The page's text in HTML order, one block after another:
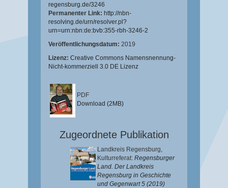
regensburg.de/3246
Permanenter Link: http://nbn-
resolving.de/urn/resolver.pl?
urn=urn:nbn:de:bvb:355-rbh-3246-2
Veröffentlichungsdatum: 2019
Lizenz: Creative Commons Namensnennung-
Nicht-kommerziell 3.0 DE Lizenz
PDF
Download (2MB)
Zugeordnete Publikation
Landkreis Regensburg,
Kulturreferat: Regensburger
Land. Der Landkreis
Regensburg in Geschichte
und Gegenwart 5 (2019)